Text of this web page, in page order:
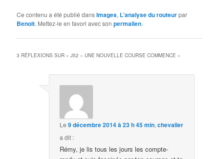
Ce contenu a été publié dansImages, L'analyse du routeurpar
Benoit. Mettez-le en favori avec sonpermalien.
3 RÉFLEXIONS SUR «J52 – UNE NOUVELLE COURSE COMMENCE »
Le9 décembre 2014 à 23 h 45 min,chevalier
a dit :
Rémy, je lis tous les jours les compte-